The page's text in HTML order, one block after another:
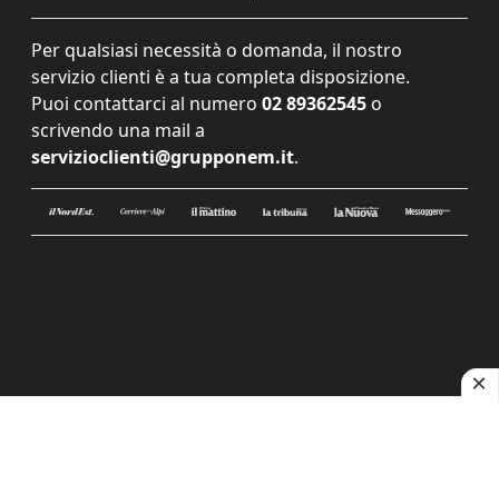
Per qualsiasi necessità o domanda, il nostro
servizio clienti è a tua completa disposizione.
Puoi contattarci al numero 02 89362545 o
scrivendo una mail a
servizioclienti@grupponem.it.